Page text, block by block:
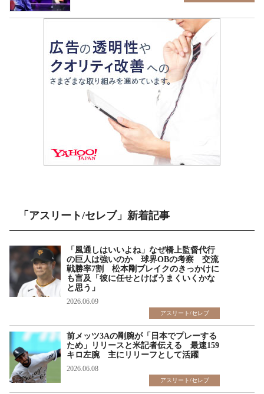
「アスリート/セレブ」新着記事
「風通しはいいよね」なぜ橋上監督代行
の巨人は強いのか 球界OBの考察 交流
戦勝率7割 松本剛ブレイクのきっかけに
も言及「彼に任せとけばうまくいくかな
と思う」
2026.06.09
アスリート/セレブ
前メッツ3Aの剛腕が「日本でプレーする
ため」リリースと米記者伝える 最速159
キロ左腕 主にリリーフとして活躍
2026.06.08
アスリート/セレブ